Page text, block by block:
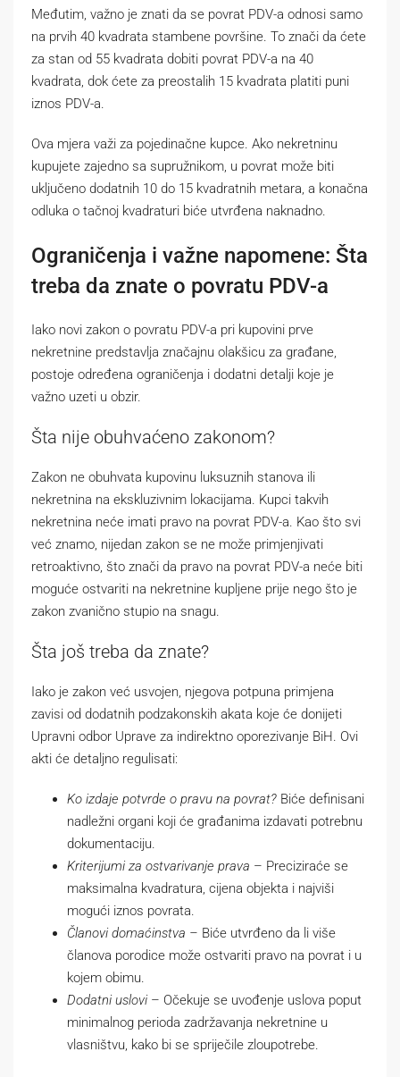
Međutim, važno je znati da se povrat PDV-a odnosi samo
na prvih 40 kvadrata stambene površine. To znači da ćete
za stan od 55 kvadrata dobiti povrat PDV-a na 40
kvadrata, dok ćete za preostalih 15 kvadrata platiti puni
iznos PDV-a.
Ova mjera važi za pojedinačne kupce. Ako nekretninu
kupujete zajedno sa supružnikom, u povrat može biti
uključeno dodatnih 10 do 15 kvadratnih metara, a konačna
odluka o tačnoj kvadraturi biće utvrđena naknadno.
Ograničenja i važne napomene: Šta
treba da znate o povratu PDV-a
Iako novi zakon o povratu PDV-a pri kupovini prve
nekretnine predstavlja značajnu olakšicu za građane,
postoje određena ograničenja i dodatni detalji koje je
važno uzeti u obzir.
Šta nije obuhvaćeno zakonom?
Zakon ne obuhvata kupovinu luksuznih stanova ili
nekretnina na ekskluzivnim lokacijama. Kupci takvih
nekretnina neće imati pravo na povrat PDV-a. Kao što svi
već znamo, nijedan zakon se ne može primjenjivati
retroaktivno, što znači da pravo na povrat PDV-a neće biti
moguće ostvariti na nekretnine kupljene prije nego što je
zakon zvanično stupio na snagu.
Šta još treba da znate?
Iako je zakon već usvojen, njegova potpuna primjena
zavisi od dodatnih podzakonskih akata koje će donijeti
Upravni odbor Uprave za indirektno oporezivanje BiH. Ovi
akti će detaljno regulisati:
Ko izdaje potvrde o pravu na povrat? Biće definisani
nadležni organi koji će građanima izdavati potrebnu
dokumentaciju.
Kriterijumi za ostvarivanje prava – Preciziraće se
maksimalna kvadratura, cijena objekta i najviši
mogući iznos povrata.
Članovi domaćinstva – Biće utvrđeno da li više
članova porodice može ostvariti pravo na povrat i u
kojem obimu.
Dodatni uslovi– Očekuje se uvođenje uslova poput
minimalnog perioda zadržavanja nekretnine u
vlasništvu, kako bi se spriječile zloupotrebe.